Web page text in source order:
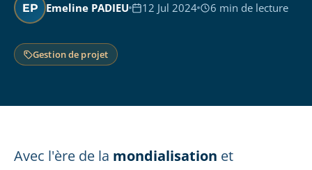
EP Emeline PADIEU 12 Jul 2024 6 min de lecture
Gestion de projet
Avec l'ère de la mondialisation et